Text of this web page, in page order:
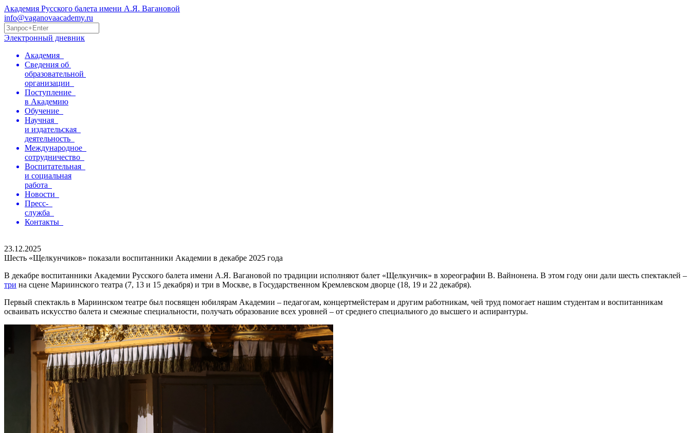
Академия Русского балета имени А.Я. Вагановой
info@vaganovaacademy.ru
Электронный дневник
Академия
Сведения об
образовательной
организации
Поступление
в Академию
Обучение
Научная
и издательская
деятельность
Международное
сотрудничество
Воспитательная
и социальная
работа
Новости
Пресс-
служба
Контакты
23.12.2025
Шесть «Щелкунчиков» показали воспитанники Академии в декабре 2025 года
В декабре воспитанники Академии Русского балета имени А.Я. Вагановой по традиции исполняют балет «Щелкунчик» в хореографии В. Вайнонена. В этом году они дали шесть спектаклей –
три на сцене Мариинского театра (7, 13 и 15 декабря) и три в Москве, в Государственном Кремлевском дворце (18, 19 и 22 декабря).
Первый спектакль в Мариинском театре был посвящен юбилярам Академии – педагогам, концертмейстерам и другим работникам, чей труд помогает нашим студентам и воспитанникам
осваивать искусство балета и смежные специальности, получать образование всех уровней – от среднего специального до высшего и аспирантуры.